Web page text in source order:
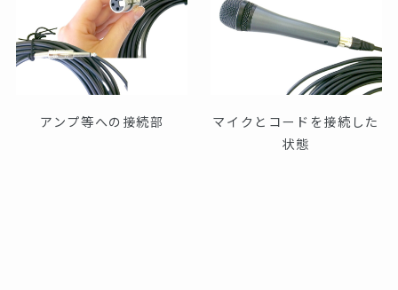
アンプ等への接続部
マイクとコードを接続した
状態